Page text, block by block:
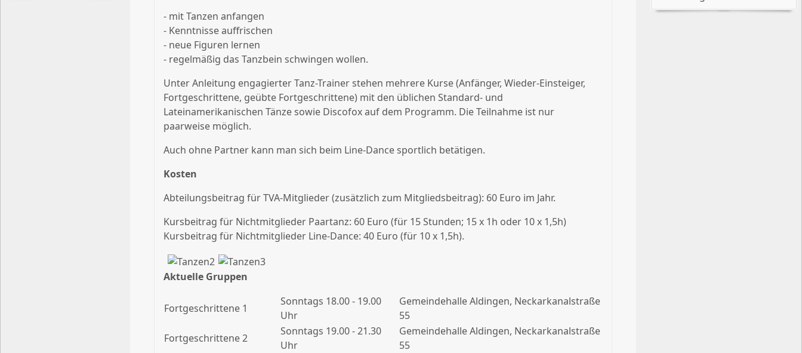
- mit Tanzen anfangen
- Kenntnisse auffrischen
- neue Figuren lernen
- regelmäßig das Tanzbein schwingen wollen.
Unter Anleitung engagierter Tanz-Trainer stehen mehrere Kurse (Anfänger, Wieder-Einsteiger,
Fortgeschrittene, geübte Fortgeschrittene) mit den üblichen Standard- und
Lateinamerikanischen Tänze sowie Discofox auf dem Programm. Die Teilnahme ist nur
paarweise möglich.
Auch ohne Partner kann man sich beim Line-Dance sportlich betätigen.
Kosten
Abteilungsbeitrag für TVA-Mitglieder (zusätzlich zum Mitgliedsbeitrag): 60 Euro im Jahr.
Kursbeitrag für Nichtmitglieder Paartanz: 60 Euro (für 15 Stunden; 15 x 1h oder 10 x 1,5h)
Kursbeitrag für Nichtmitglieder Line-Dance: 40 Euro (für 10 x 1,5h).
Aktuelle Gruppen
Fortgeschrittene 1
Sonntags 18.00 - 19.00
Uhr
Gemeindehalle Aldingen, Neckarkanalstraße
55
Fortgeschrittene 2
Sonntags 19.00 - 21.30
Uhr
Gemeindehalle Aldingen, Neckarkanalstraße
55